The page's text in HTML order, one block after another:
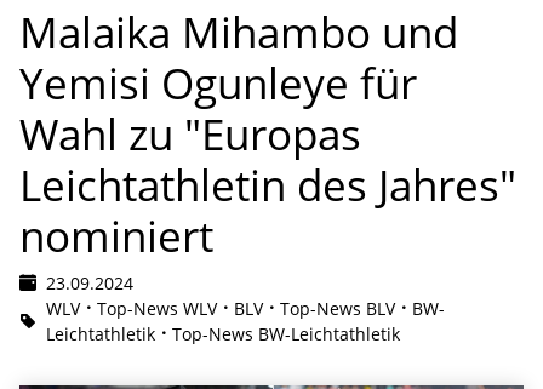
Malaika Mihambo und
Yemisi Ogunleye für
Wahl zu "Europas
Leichtathletin des Jahres"
nominiert
23.09.2024
WLV
Top-News WLV BLV Top-News BLV
BW-
Leichtathletik
Top-News BW-Leichtathletik